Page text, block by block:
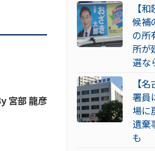
【
候補
の所
所が
選な
【
署員
場に
遺棄
も
宮部 龍彦